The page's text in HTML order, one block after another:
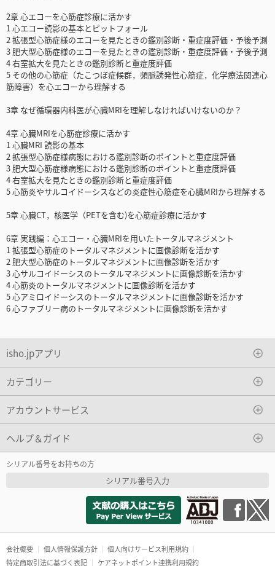
2章 心エコーを心筋症診療に活かす
1 心エコー読影の基本とピットフォール
2 拡張型心筋症様のエコーを見たときの鑑別診断・重症度評価・予後予測
3 肥大型心筋症様のエコーを見たときの鑑別診断・重症度評価・予後予測
4 右室拡大を見たときの鑑別診断と重症度評価
5 その他の心筋症（たこつぼ症候群，頻脈誘発性心筋症，化学療法関連心
筋障害）を心エコーから理解する
3章 なぜ循環器内科医が心臓MRIを理解しなければいけないのか？
4章 心臓MRIを心筋症診療に活かす
1 心臓MRI 読影の基本
2 拡張型心筋症様病態における鑑別診断のポイントと重症度評価
3 肥大型心筋症様病態における鑑別診断のポイントと重症度評価
4 右室拡大を見たときの鑑別診断と重症度評価
5 心筋炎やサルコイドーシスなどの炎症性心筋症を心臓MRIから理解する
5章 心臓CT，核医学（PETを含む)を心筋症診療に活かす
6章 実践編：心エコー・心臓MRIを用いたトータルマネジメント
1 拡張型心筋症のトータルマネジメントに画像診断を活かす
2 肥大型心筋症のトータルマネジメントに画像診断を活かす
3 心サルコイドーシスのトータルマネジメントに画像診断を活かす
4 心筋炎のトータルマネジメントに画像診断を活かす
5 心アミロイドーシスのトータルマネジメントに画像診断を活かす
6 心ファブリー病のトータルマネジメントに画像診断を活かす
isho.jpアプリ
カテゴリー
アカウントサービス
ヘルプ＆ガイド
シリアル番号をお持ちの方
シリアル番号入力
会社概要 個人情報保護方針
個人向けサービス利用規約
特定商取引法に基づく表記
ケアネットポイント連携利用規約